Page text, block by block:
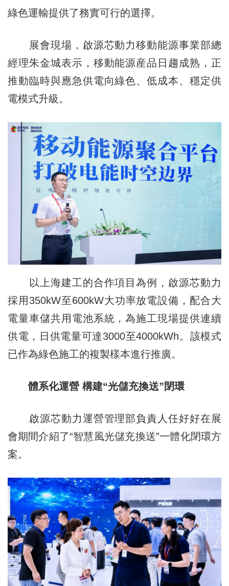
綠色運輸提供了務實可行的選擇。
展會現場，啟源芯動力移動能源事業部總
經理朱金城表示，移動能源産品日趨成熟，正
推動臨時與應急供電向綠色、低成本、穩定供
電模式升級。
以上海建工的合作項目為例，啟源芯動力
採用350kW至600kW大功率放電設備，配合大
電量車儲共用電池系統，為施工現場提供連續
供電，日供電量可達3000至4000kWh。該模式
已作為綠色施工的複製樣本進行推廣。
體系化運營 構建“光儲充換送”閉環
啟源芯動力運營管理部負責人任好好在展
會期間介紹了“智慧風光儲充換送”一體化閉環方
案。